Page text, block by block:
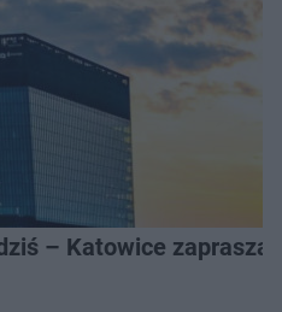
– Katowice